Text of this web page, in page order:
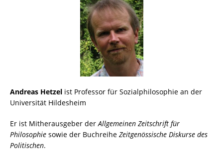
Andreas Hetzel ist Professor für Sozialphilosophie an der
Universität Hildesheim
Er ist Mitherausgeber derAllgemeinen Zeitschrift für
Philosophie sowie der Buchreihe Zeitgenössische Diskurse des
Politischen.